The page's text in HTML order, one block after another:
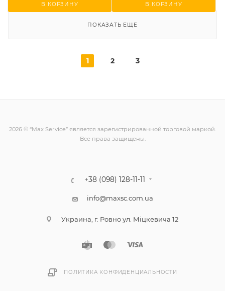
В КОРЗИНУ В КОРЗИНУ
ПОКАЗАТЬ ЕЩЕ
1 2 3
2026 © “Max Service” является зарегистрированной торговой маркой.
Все права защищены.
+38 (098) 128-11-11
info@maxsc.com.ua
Украина, г. Ровно ул. Міцкевича 12
ПОЛИТИКА КОНФИДЕНЦИАЛЬНОСТИ